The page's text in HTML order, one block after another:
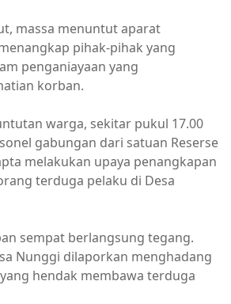
massa menuntut aparat
pihak-pihak yang
penganiayaan yang
korban.
warga, sekitar pukul 17.00
gabungan dari satuan Reserse
melakukan upaya penangkapan
terduga pelaku di Desa
sempat berlangsung tegang.
Nunggi dilaporkan menghadang
hendak membawa terduga